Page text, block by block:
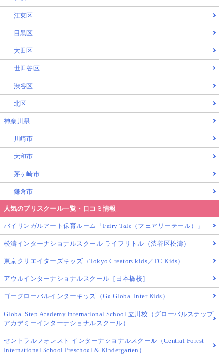
江東区
目黒区
大田区
世田谷区
渋谷区
北区
神奈川県
川崎市
大和市
茅ヶ崎市
鎌倉市
人気のプリスクール一覧・口コミ情報
バイリンガルアート保育ルーム「Fairy Tale（フェアリーテール）」
松濤インターナショナルスクール ライフリトル（渋谷区松濤）
東京クリエイターズキッズ（Tokyo Creators kids／TC Kids）
アウルインターナショナルスクール［日本橋校］
ゴーグローバルインターキッズ（Go Global Inter Kids）
Global Step Academy International School 立川校（グローバルステップ
アカデミーインターナショナルスクール）
セントラルフォレスト インターナショナルスクール（Central Forest
International School Preschool & Kindergarten）